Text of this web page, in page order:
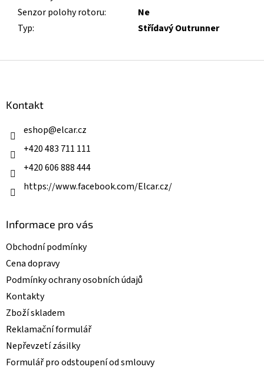
Senzor polohy rotoru:
Ne
Typ: Střídavý Outrunner
Kontakt
eshop@elcar.cz
+420 483 711 111
+420 606 888 444
https://www.facebook.com/Elcar.cz/
Informace pro vás
Obchodní podmínky
Cena dopravy
Podmínky ochrany osobních údajů
Kontakty
Zboží skladem
Reklamační formulář
Nepřevzetí zásilky
Formulář pro odstoupení od smlouvy